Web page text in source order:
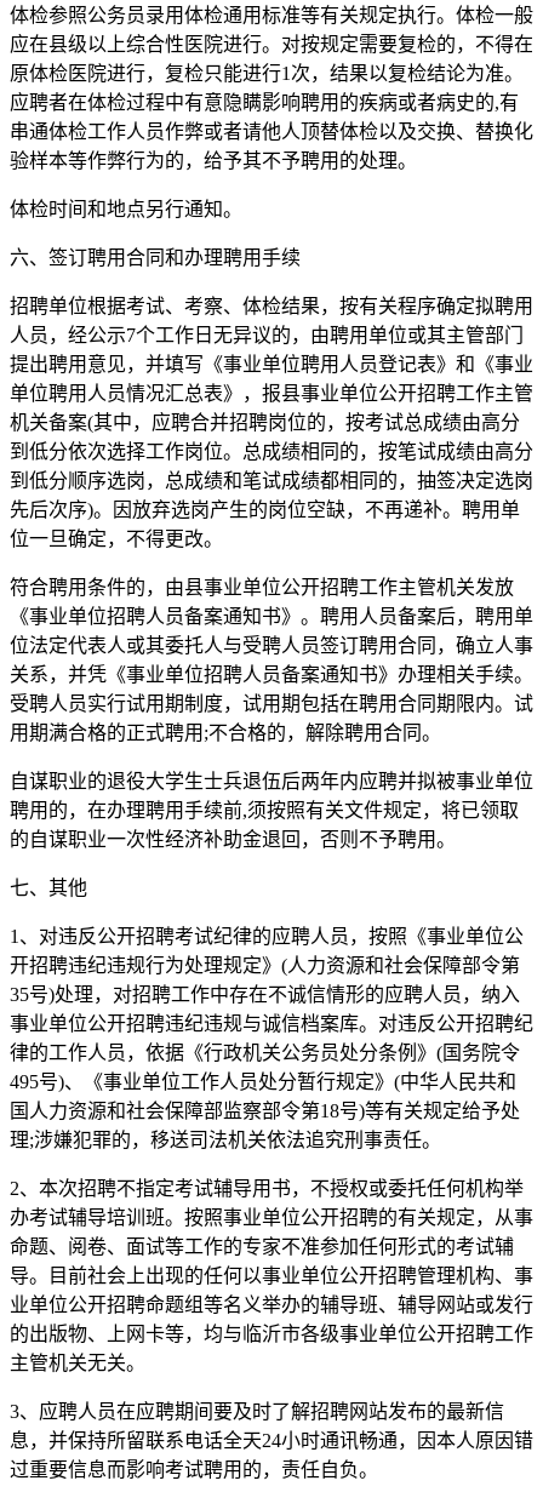
体检参照公务员录用体检通用标准等有关规定执行。体检一般
应在县级以上综合性医院进行。对按规定需要复检的，不得在
原体检医院进行，复检只能进行1次，结果以复检结论为准。
应聘者在体检过程中有意隐瞒影响聘用的疾病或者病史的,有
串通体检工作人员作弊或者请他人顶替体检以及交换、替换化
验样本等作弊行为的，给予其不予聘用的处理。
体检时间和地点另行通知。
六、签订聘用合同和办理聘用手续
招聘单位根据考试、考察、体检结果，按有关程序确定拟聘用
人员，经公示7个工作日无异议的，由聘用单位或其主管部门
提出聘用意见，并填写《事业单位聘用人员登记表》和《事业
单位聘用人员情况汇总表》，报县事业单位公开招聘工作主管
机关备案(其中，应聘合并招聘岗位的，按考试总成绩由高分
到低分依次选择工作岗位。总成绩相同的，按笔试成绩由高分
到低分顺序选岗，总成绩和笔试成绩都相同的，抽签决定选岗
先后次序)。因放弃选岗产生的岗位空缺，不再递补。聘用单
位一旦确定，不得更改。
符合聘用条件的，由县事业单位公开招聘工作主管机关发放
《事业单位招聘人员备案通知书》。聘用人员备案后，聘用单
位法定代表人或其委托人与受聘人员签订聘用合同，确立人事
关系，并凭《事业单位招聘人员备案通知书》办理相关手续。
受聘人员实行试用期制度，试用期包括在聘用合同期限内。试
用期满合格的正式聘用;不合格的，解除聘用合同。
自谋职业的退役大学生士兵退伍后两年内应聘并拟被事业单位
聘用的，在办理聘用手续前,须按照有关文件规定，将已领取
的自谋职业一次性经济补助金退回，否则不予聘用。
七、其他
1、对违反公开招聘考试纪律的应聘人员，按照《事业单位公
开招聘违纪违规行为处理规定》(人力资源和社会保障部令第
35号)处理，对招聘工作中存在不诚信情形的应聘人员，纳入
事业单位公开招聘违纪违规与诚信档案库。对违反公开招聘纪
律的工作人员，依据《行政机关公务员处分条例》(国务院令
495号)、《事业单位工作人员处分暂行规定》(中华人民共和
国人力资源和社会保障部监察部令第18号)等有关规定给予处
理;涉嫌犯罪的，移送司法机关依法追究刑事责任。
2、本次招聘不指定考试辅导用书，不授权或委托任何机构举
办考试辅导培训班。按照事业单位公开招聘的有关规定，从事
命题、阅卷、面试等工作的专家不准参加任何形式的考试辅
导。目前社会上出现的任何以事业单位公开招聘管理机构、事
业单位公开招聘命题组等名义举办的辅导班、辅导网站或发行
的出版物、上网卡等，均与临沂市各级事业单位公开招聘工作
主管机关无关。
3、应聘人员在应聘期间要及时了解招聘网站发布的最新信
息，并保持所留联系电话全天24小时通讯畅通，因本人原因错
过重要信息而影响考试聘用的，责任自负。